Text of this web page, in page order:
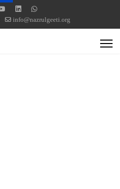
info@nazrulgeeti.org